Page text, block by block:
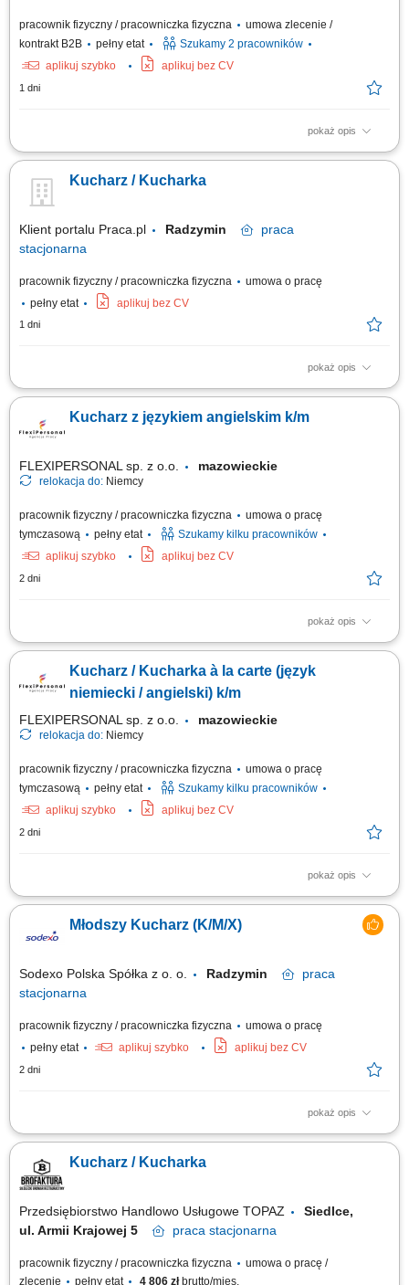
pracownik fizyczny / pracowniczka fizyczna
umowa zlecenie /
kontrakt B2B
pełny etat
Szukamy 2 pracowników
aplikuj szybko
aplikuj bez CV
1 dni
pokaż opis
Zadania: Gotowanie smacznych i estetycznych dań według
(HACCP) Współpraca z resztą ekipy kuchennej;
Kucharz / Kucharka
Klient portalu Praca.pl Radzymin
praca
stacjonarna
pracownik fizyczny / pracowniczka fizyczna
umowa o pracę
pełny etat
aplikuj bez CV
1 dni
pokaż opis
Przygotowywanie i produkcja dań według receptur (dania obiadowe,
posiłków, obsługa oraz bieżące uzupełnianie wydawki; Dbanie o wysoki
standard i jakość serwowanych potraw; Utrzymywanie czystości i
Kucharz z językiem angielskim k/m
FLEXIPERSONAL sp. z o.o. mazowieckie
relokacja do: Niemcy
pracownik fizyczny / pracowniczka fizyczna
umowa o pracę
tymczasową
pełny etat
Szukamy kilku pracowników
aplikuj szybko
aplikuj bez CV
2 dni
pokaż opis
Opis stanowiska: Przygotowywanie dań à la carte; Dbanie o smak, jakość
organizacja pracy; Utrzymanie porządku i standardów higieny; Czego
oczekujemy: Doświadczenia jako kucharz; Znajomości pracy w kuchni
Kucharz / Kucharka à la carte (język
niemiecki / angielski) k/m
FLEXIPERSONAL sp. z o.o. mazowieckie
relokacja do: Niemcy
pracownik fizyczny / pracowniczka fizyczna
umowa o pracę
tymczasową
pełny etat
Szukamy kilku pracowników
aplikuj szybko
aplikuj bez CV
2 dni
pokaż opis
Opis stanowiska Samodzielne prowadzenie powierzonej sekcji
Monitorowanie standardów jakościowych oraz dbałość o powtarzalność
doskonałego smaku potraw. Koordynowanie codziennych procesów na
Młodszy Kucharz (K/M/X)
Sodexo Polska Spółka z o. o. Radzymin
praca
stacjonarna
pracownik fizyczny / pracowniczka fizyczna
umowa o pracę
pełny etat
aplikuj szybko aplikuj bez CV
2 dni
pokaż opis
Zakres obowiązków: Przygotowywanie dań zgodnie z recepturami;
wegetariańskie, dania śniadaniowe, bary sałatkowe); Wydawanie
posiłków i obsługa wydawki; Uzupełnianie produktów na wydawcę;
Kucharz / Kucharka
Przedsiębiorstwo Handlowo Usługowe TOPAZ
Siedlce,
ul. Armii Krajowej 5
praca stacjonarna
pracownik fizyczny / pracowniczka fizyczna
umowa o pracę /
zlecenie
pełny etat 4 806 złbrutto/mies.